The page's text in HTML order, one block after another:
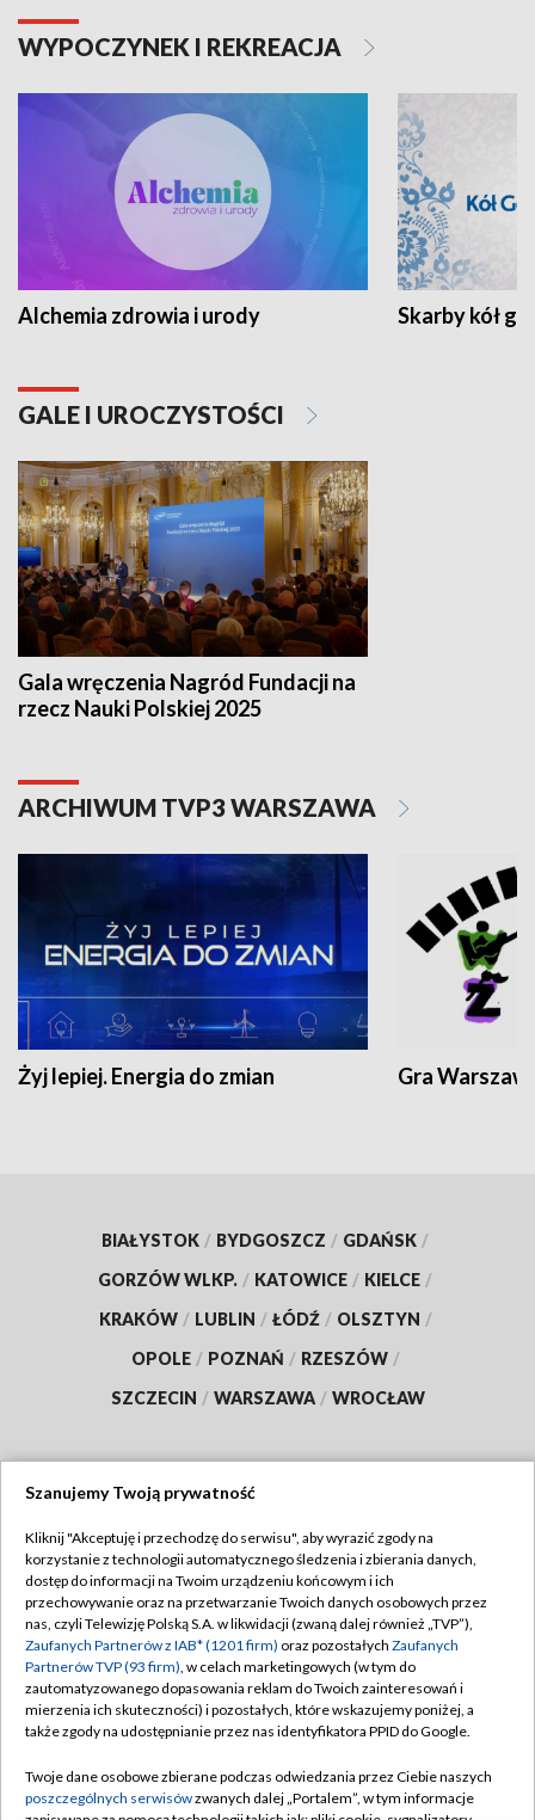
WYPOCZYNEK I REKREACJA
Alchemia zdrowia i urody Skarby kół
GALE I UROCZYSTOŚCI
Gala wręczenia Nagród Fundacji na
rzecz Nauki Polskiej 2025
ARCHIWUM TVP3 WARSZAWA
Żyj lepiej. Energia do zmian Gra
BIAŁYSTOK / BYDGOSZCZ / GDAŃSK /
GORZÓW WLKP. / KATOWICE / KIELCE /
KRAKÓW / LUBLIN / ŁÓDŹ / OLSZTYN /
OPOLE / POZNAŃ / RZESZÓW /
SZCZECIN / WARSZAWA / WROCŁAW
TVP
Abonament TVP
Emisja w TVP
Centrum informacji TVP
Naziemna Telewizja Cyfrowa
Rada Programowa
Regulamin TVP
Polityka prywatności
Moje zgody
Pomoc
Kontakt
Szanujemy Twoją prywatność
Kliknij "Akceptuję i przechodzę do serwisu", aby wyrazić zgody na
korzystanie z technologii automatycznego śledzenia i zbierania danych,
dostęp do informacji na Twoim urządzeniu końcowym i ich
przechowywanie oraz na przetwarzanie Twoich danych osobowych przez
nas, czyli Telewizję Polską S.A. w likwidacji (zwaną dalej również „TVP”),
Zaufanych Partnerów z IAB* (1201 firm) oraz pozostałych Zaufanych
Partnerów TVP (93 firm), w celach marketingowych (w tym do
zautomatyzowanego dopasowania reklam do Twoich zainteresowań i
mierzenia ich skuteczności) i pozostałych, które wskazujemy poniżej, a
także zgody na udostępnianie przez nas identyfikatora PPID do Google.
Twoje dane osobowe zbierane podczas odwiedzania przez Ciebie naszych
poszczególnych serwisówzwanych dalej „Portalem”, w tym informacje